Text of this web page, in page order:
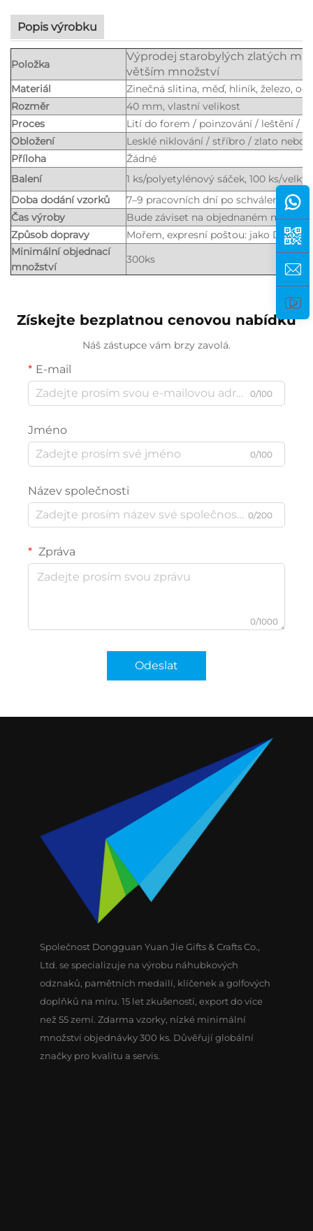
Popis výrobku
Položka
Výprodej starobylých zlatých
větším množství
Materiál
Zinečná slitina, měď, hliník, železo,
Rozměr
40 mm, vlastní velikost
Proces
Lití do forem / poinzování / leštění /
Obložení
Lesklé niklování / stříbro / zlato nebo
Příloha
Žádné
Balení
1 ks/polyetylénový sáček, 100 ks/
Doba dodání vzorků
7–9 pracovních dní po schválení
Čas výroby
Bude záviset na objednaném
Způsob dopravy
Mořem, expresní poštou: jako DHL,
Minimální objednací
množství
300ks
Získejte bezplatnou cenovou nabídku
Náš zástupce vám brzy zavolá.
E-mail
0/100
Jméno
0/100
Název společnosti
0/200
Zpráva
0/1000
Odeslat
Společnost Dongguan Yuan Jie Gifts & Crafts Co.,
Ltd. se specializuje na výrobu náhubkových
odznaků, pamětních medailí, klíčenek a golfových
doplňků na míru. 15 let zkušeností, export do více
než 55 zemí. Zdarma vzorky, nízké minimální
množství objednávky 300 ks. Důvěřují globální
značky pro kvalitu a servis.